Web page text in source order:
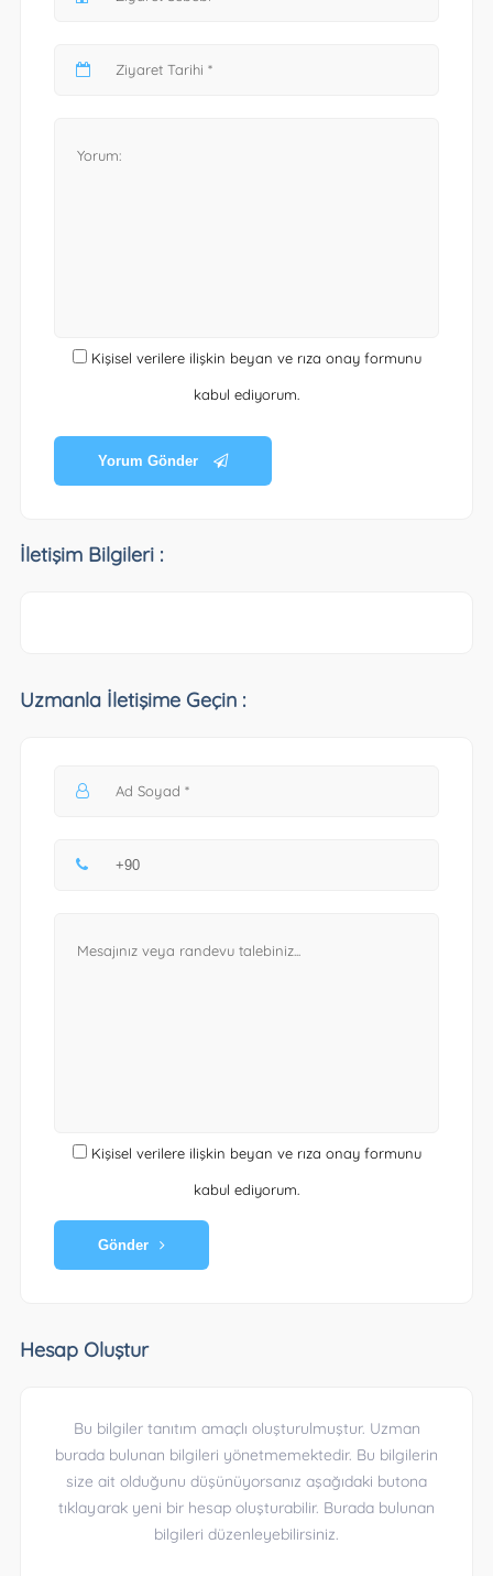
Kişisel verilere ilişkin beyan ve rıza onay formunu
kabul ediyorum.
Yorum Gönder
İletişim Bilgileri :
Uzmanla İletişime Geçin :
Kişisel verilere ilişkin beyan ve rıza onay formunu
kabul ediyorum.
Gönder
Hesap Oluştur
Bu bilgiler tanıtım amaçlı oluşturulmuştur. Uzman
burada bulunan bilgileri yönetmemektedir. Bu bilgilerin
size ait olduğunu düşünüyorsanız aşağıdaki butona
tıklayarak yeni bir hesap oluşturabilir. Burada bulunan
bilgileri düzenleyebilirsiniz.